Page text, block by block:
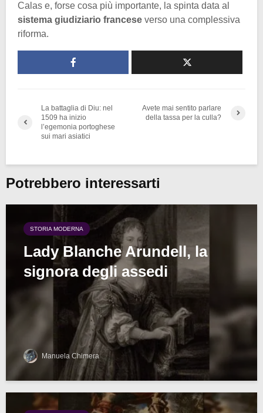
Calas e, forse cosa più importante, la spinta data al
sistema giudiziario francese verso una complessiva
riforma.
La battaglia di Diu: nel
1509 ha inizio
l’egemonia portoghese
sui mari asiatici
Avete mai sentito parlare
della tassa per la culla?
Potrebbero interessarti
STORIA MODERNA
Lady Blanche Arundell, la
signora degli assedi
Manuela Chimera